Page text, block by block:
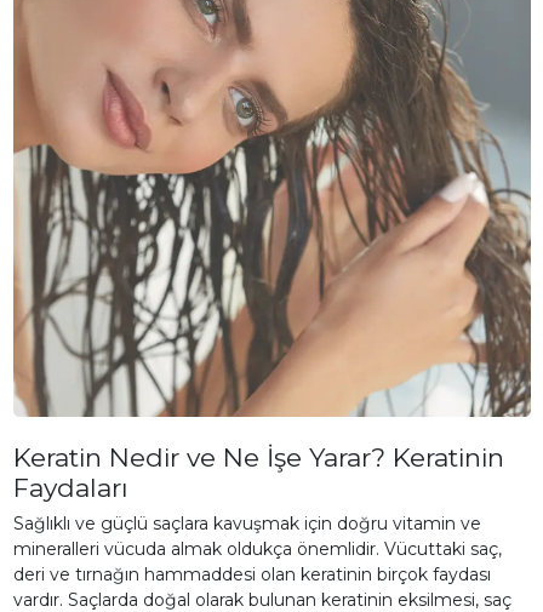
Keratin Nedir ve Ne İşe Yarar? Keratinin
Faydaları
Sağlıklı ve güçlü saçlara kavuşmak için doğru vitamin ve
mineralleri vücuda almak oldukça önemlidir. Vücuttaki saç,
deri ve tırnağın hammaddesi olan keratinin birçok faydası
vardır. Saçlarda doğal olarak bulunan keratinin eksilmesi, saç